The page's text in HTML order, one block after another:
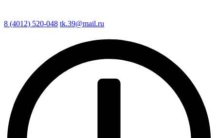
8 (4012) 520-048 tk.39@mail.ru